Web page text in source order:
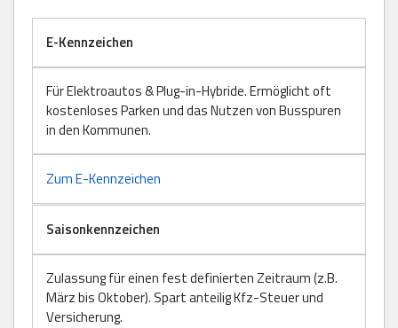
E-Kennzeichen
Für Elektroautos & Plug-in-Hybride. Ermöglicht oft
kostenloses Parken und das Nutzen von Busspuren
in den Kommunen.
Zum E-Kennzeichen
Saisonkennzeichen
Zulassung für einen fest definierten Zeitraum (z.B.
März bis Oktober). Spart anteilig Kfz-Steuer und
Versicherung.